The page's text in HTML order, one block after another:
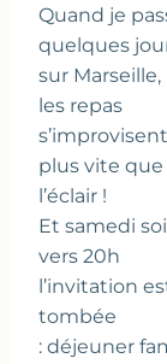
Quand je
quelques
sur Marseille,
les repas
s’improvisent
plus vite que
l’éclair !
Et samedi
vers 20h
l’invitation
tombée
: déjeuner